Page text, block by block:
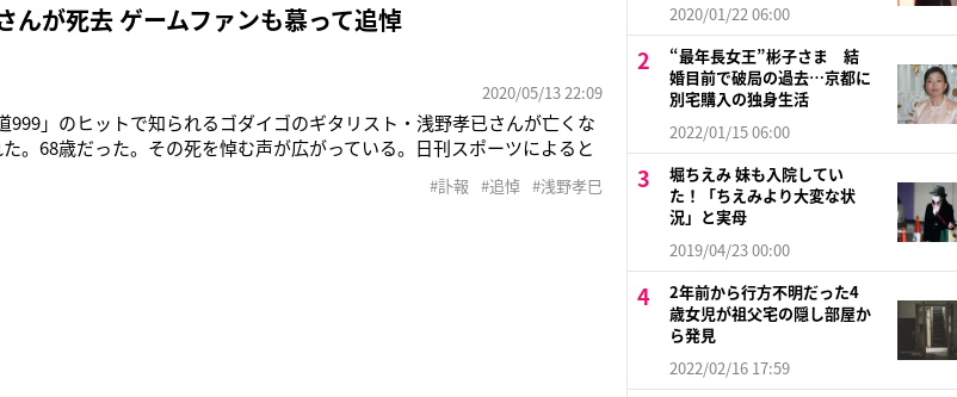
んが死去 ゲームファンも慕って追悼
2020/05/13 22:09
999」のヒットで知られるゴダイゴのギタリスト・浅野孝已さんが亡くな
。68歳だった。その死を悼む声が広がっている。日刊スポーツによると
イゴのボーカリスト・タケカワユキヒデ（67）は自身のブログで「僕た
#訃報 #追悼 #浅野孝巳
2020/01/22 06:00
“最年長女王”彬子さま 結
婚目前で破局の過去…京都に
別宅購入の独身生活
2022/01/15 06:00
堀ちえみ 妹も入院してい
た！「ちえみより大変な状
況」と実母
2019/04/23 00:00
2年前から行方不明だった4
歳女児が祖父宅の隠し部屋か
ら発見
2022/02/16 17:59